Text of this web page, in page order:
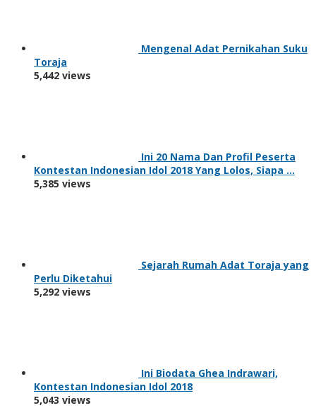
Mengenal Adat Pernikahan Suku
Toraja
5,442 views
Ini 20 Nama Dan Profil Peserta
Kontestan Indonesian Idol 2018 Yang Lolos, Siapa …
5,385 views
Sejarah Rumah Adat Toraja yang
Perlu Diketahui
5,292 views
Ini Biodata Ghea Indrawari,
Kontestan Indonesian Idol 2018
5,043 views